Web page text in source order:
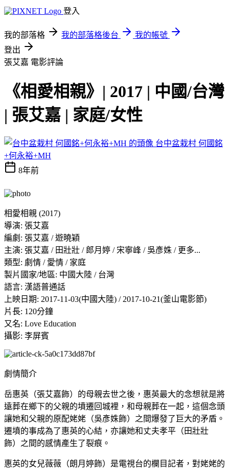
登入
我的部落格 我的部落格後台
我的帳號
登出
張艾嘉 電影評論
《相愛相親》| 2017 | 中國/台灣
| 張艾嘉 | 家庭/女性
台中盆栽村 何國銘
+何永裕+MH
8年前
相愛相親 (2017)
導演: 張艾嘉
編劇: 張艾嘉 / 遊曉穎
主演: 張艾嘉 / 田壯壯 / 郎月婷 / 宋寧峰 / 吳彥姝 / 更多...
類型: 劇情 / 愛情 / 家庭
製片國家/地區: 中國大陸 / 台灣
語言: 漢語普通話
上映日期: 2017-11-03(中國大陸) / 2017-10-21(釜山電影節)
片長: 120分鐘
又名: Love Education
攝影: 李屏賓
劇情簡介
岳惠英（張艾嘉飾）的母親去世之後，惠英最大的念想就是將
遠葬在鄉下的父親的墳遷回城裡，和母親葬在一起，這個念頭
讓她和父親的原配姥姥（吳彥姝飾）之間爆發了巨大的矛盾。
遷墳的事成為了惠英的心結，亦讓她和丈夫孝平（田壯壯
飾）之間的感情產生了裂痕。
惠英的女兒薇薇（朗月婷飾）是電視台的欄目記者，對姥姥的